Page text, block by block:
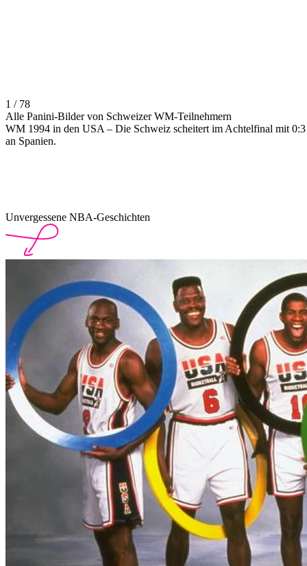
1 / 78
Alle Panini-Bilder von Schweizer WM-Teilnehmern
WM 1994 in den USA – Die Schweiz scheitert im Achtelfinal mit 0:3
an Spanien.
Unvergessene NBA-Geschichten